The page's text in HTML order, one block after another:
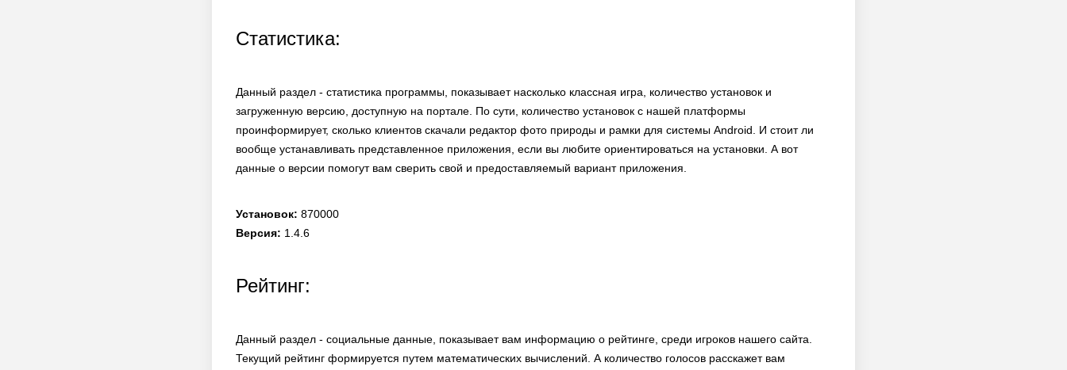
Статистика:
Данный раздел - статистика программы, показывает насколько классная игра, количество установок и
загруженную версию, доступную на портале. По сути, количество установок с нашей платформы
проинформирует, сколько клиентов скачали редактор фото природы и рамки для системы Android. И стоит ли
вообще устанавливать представленное приложения, если вы любите ориентироваться на установки. А вот
данные о версии помогут вам сверить свой и предоставляемый вариант приложения.
Установок: 870000
Версия: 1.4.6
Рейтинг:
Данный раздел - социальные данные, показывает вам информацию о рейтинге, среди игроков нашего сайта.
Текущий рейтинг формируется путем математических вычислений. А количество голосов расскажет вам